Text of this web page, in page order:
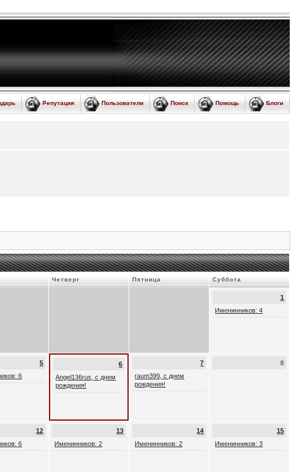
Блоги
Помощь
Поиск
Пользователи
Репутация
Четверг Пятница Суббота
1
Именинников: 4
5
6
6
Angel136rus, с днем
рождения!
7
raum399, с днем
рождения!
8
12
6
13
Именинников: 2
14
Именинников: 2
15
Именинников: 3